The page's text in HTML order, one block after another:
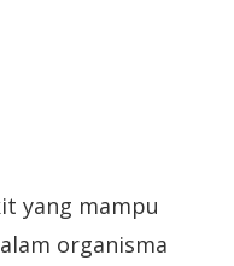
yang mampu
organisma